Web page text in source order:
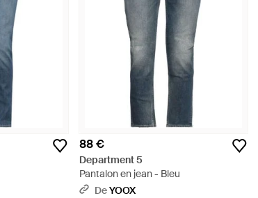
88 €
Department 5
Pantalon en jean - Bleu
DeYOOX